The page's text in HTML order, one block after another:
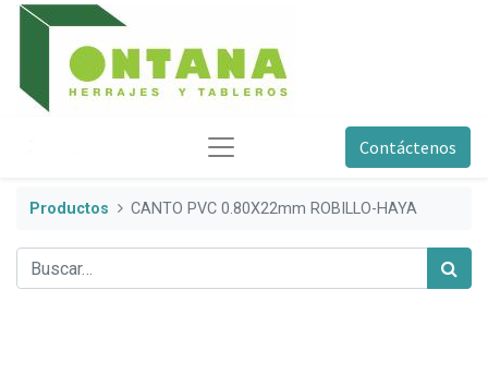
Contáctenos
Productos CANTO PVC 0.80X22mm ROBILLO-HAYA